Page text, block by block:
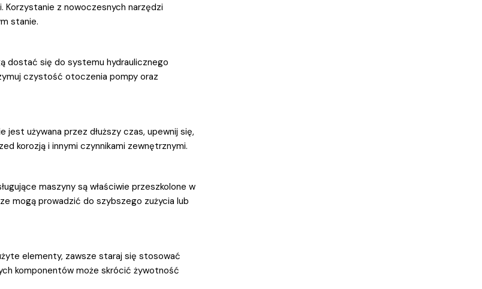
Korzystanie z nowoczesnych narzędzi
stanie.
dostać się do systemu hydraulicznego
czystość otoczenia pompy oraz
jest używana przez dłuższy czas, upewnij się,
korozją i innymi czynnikami zewnętrznymi.
maszyny są właściwie przeszkolone w
mogą prowadzić do szybszego zużycia lub
elementy, zawsze staraj się stosować
komponentów może skrócić żywotność